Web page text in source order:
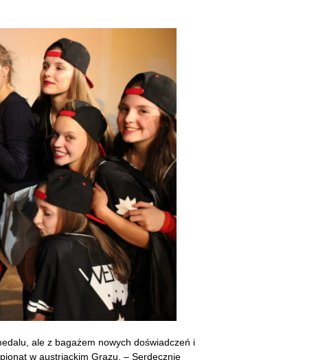
ale z bagażem nowych doświadczeń i
w austriackim Grazu. – Serdecznie